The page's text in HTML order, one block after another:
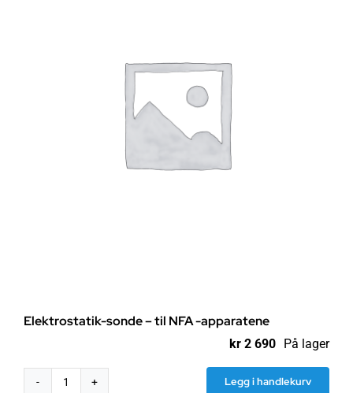
Elektrostatik-sonde – til NFA -apparatene
kr 2 690 På lager
Elektrostatik-
Legg i handlekurv